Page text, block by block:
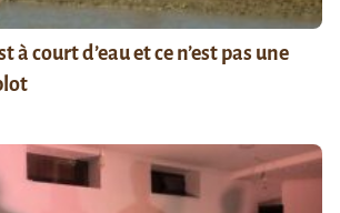
à court d’eau et ce n’est pas une